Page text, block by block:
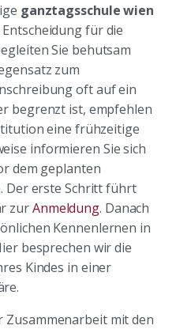
ganztagsschule wien
für die
Sie behutsam
zum
oft auf ein
begrenzt ist, empfehlen
eine frühzeitige
informieren Sie sich
dem geplanten
Der erste Schritt führt
zurAnmeldung. Danach
Kennenlernen in
besprechen wir die
Kindes in einer
Zusammenarbeit mit den